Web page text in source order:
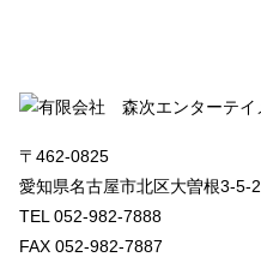
〒462-0825
愛知県名古屋市北区大曽根3-5-2
TEL 052-982-7888
FAX 052-982-7887